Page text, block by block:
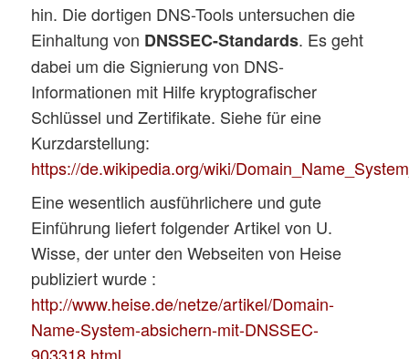
hin. Die dortigen DNS-Tools untersuchen die
Einhaltung von DNSSEC-Standards. Es geht
dabei um die Signierung von DNS-
Informationen mit Hilfe kryptografischer
Schlüssel und Zertifikate. Siehe für eine
Kurzdarstellung:
https://de.wikipedia.org/wiki/
Eine wesentlich ausführlichere und gute
Einführung liefert folgender Artikel von U.
Wisse, der unter den Webseiten von Heise
publiziert wurde :
http://www.heise.de/netze/artikel/Domain-
Name-System-absichern-mit-DNSSEC-
903318.html